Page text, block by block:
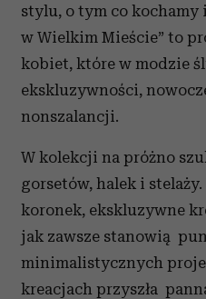
stylu, o tym co kochamy
w Wielkim Mieście” to
kobiet, które w modzie
ekskluzywności,
nonszalancji.
W kolekcji na próżno
gorsetów, halek i
koronek, ekskluzywne
jak zawsze stanowią
minimalistycznych
kreacjach przyszła